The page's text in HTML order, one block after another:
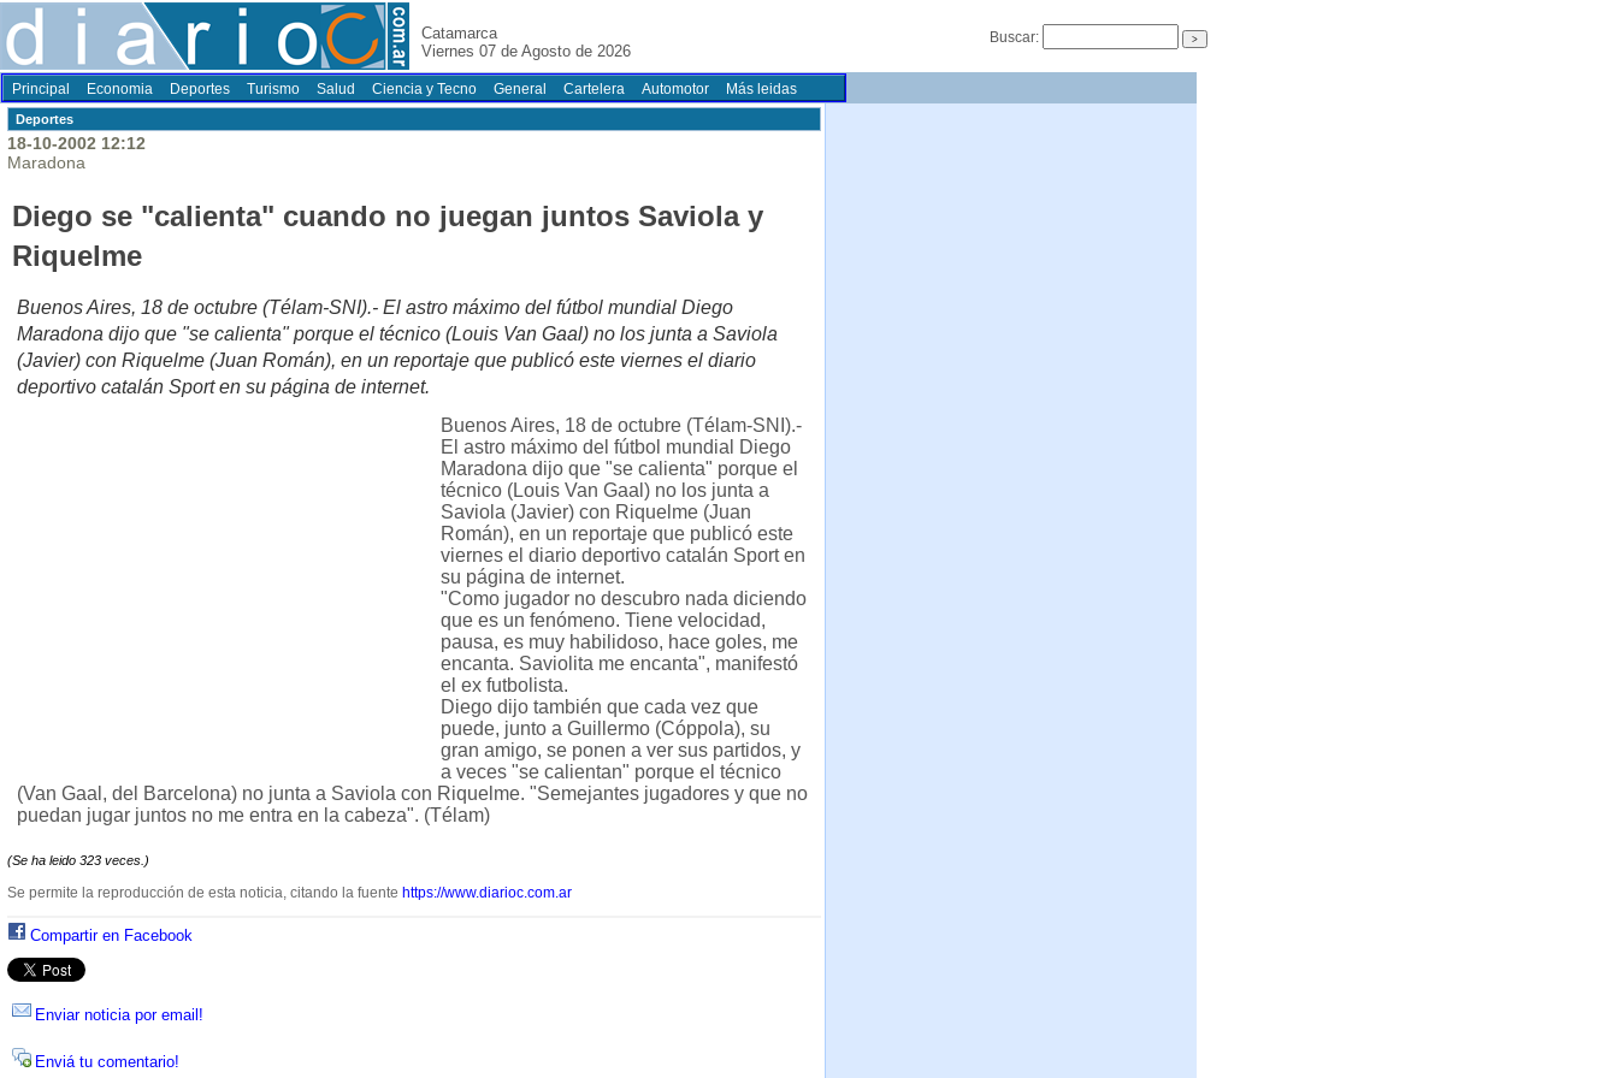
Catamarca
Viernes 07 de Agosto de 2026
Buscar:
Principal Economia Deportes Turismo Salud Ciencia y Tecno General Cartelera Automotor Más leidas
Deportes
18-10-2002 12:12
Maradona
Diego se "calienta" cuando no juegan juntos Saviola y
Riquelme
Buenos Aires, 18 de octubre (Télam-SNI).- El astro máximo del fútbol mundial Diego
Maradona dijo que "se calienta" porque el técnico (Louis Van Gaal) no los junta a Saviola
(Javier) con Riquelme (Juan Román), en un reportaje que publicó este viernes el diario
deportivo catalán Sport en su página de internet.
Buenos Aires, 18 de octubre (Télam-SNI).-
El astro máximo del fútbol mundial Diego
Maradona dijo que "se calienta" porque el
técnico (Louis Van Gaal) no los junta a
Saviola (Javier) con Riquelme (Juan
Román), en un reportaje que publicó este
viernes el diario deportivo catalán Sport en
su página de internet.
"Como jugador no descubro nada diciendo
que es un fenómeno. Tiene velocidad,
pausa, es muy habilidoso, hace goles, me
encanta. Saviolita me encanta", manifestó
el ex futbolista.
Diego dijo también que cada vez que
puede, junto a Guillermo (Cóppola), su
gran amigo, se ponen a ver sus partidos, y
a veces "se calientan" porque el técnico
(Van Gaal, del Barcelona) no junta a Saviola con Riquelme. "Semejantes jugadores y que no
puedan jugar juntos no me entra en la cabeza". (Télam)
(Se ha leido 323 veces.)
Se permite la reproducción de esta noticia, citando la fuente https://www.diarioc.com.ar
Compartir en Facebook
Enviar noticia por email!
Enviá tu comentario!